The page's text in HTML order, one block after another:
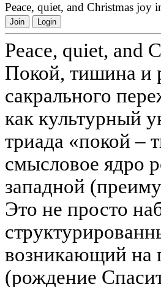
Peace, quiet, and Christmas joy
Join Login
Peace, quiet, and
Покой, тишина и
сакрального
как культурный
триада «покой –
смысловое ядро
западной
Это не просто
возникающий на
(рождение